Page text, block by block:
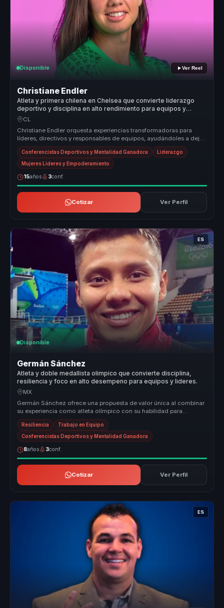
Disponible Ver Reel
Christiane Endler
Atleta y primera chilena en Chelsea que convierte liderazgo
deportivo y disciplina en alto rendimiento para equipos y
empresas.
CL
Christiane Endler orquesta experiencias transformadoras para
líderes, directivos y responsables de equipos, ayudándoles a dejar
atrás la ...
Conferencistas Deportivos y Mentalidad Ganadora Liderazgo
Mujeres Líderes y Empoderamiento
15años 3conf.
Cotizar Ver Perfil
ES
Disponible
Germán Sánchez
Atleta y doble medallista olimpico que convierte disciplina,
resiliencia y foco en alto desempeno para equipos y lideres.
MX
Germán Sánchez ofrece una propuesta de valor única al combinar
su experiencia como atleta olímpico con su habilidad para
comunicar y moti...
Resiliencia Trabajo en Equipo
Conferencistas Deportivos y Mentalidad Ganadora
8años 3conf.
Cotizar Ver Perfil
ES